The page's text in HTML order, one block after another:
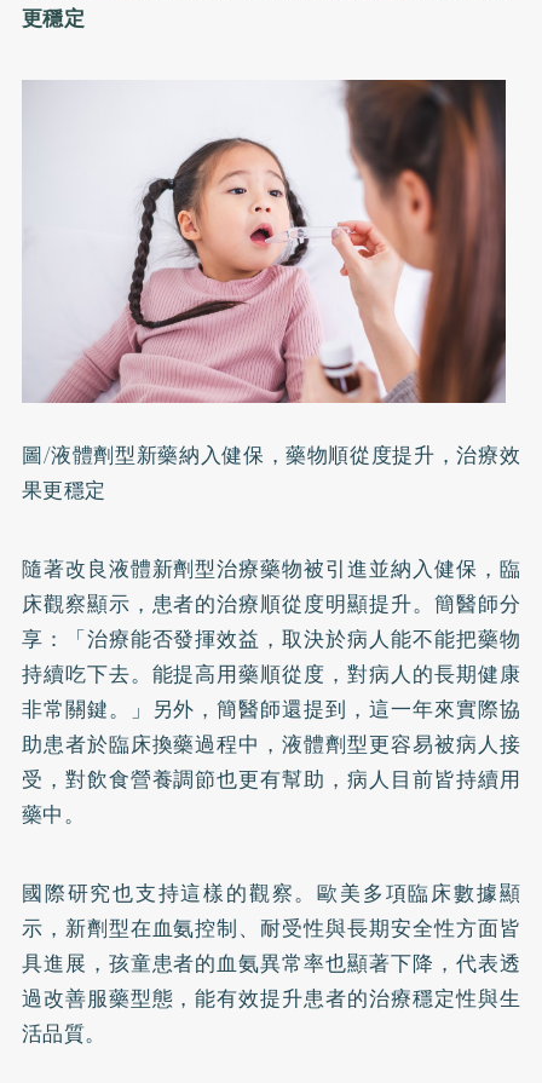
更穩定
圖/液體劑型新藥納入健保，藥物順從度提升，治療效
果更穩定
隨著改良液體新劑型治療藥物被引進並納入健保，臨
床觀察顯示，患者的治療順從度明顯提升。簡醫師分
享：「治療能否發揮效益，取決於病人能不能把藥物
持續吃下去。能提高用藥順從度，對病人的長期健康
非常關鍵。」另外，簡醫師還提到，這一年來實際協
助患者於臨床換藥過程中，液體劑型更容易被病人接
受，對飲食營養調節也更有幫助，病人目前皆持續用
藥中。
國際研究也支持這樣的觀察。歐美多項臨床數據顯
示，新劑型在血氨控制、耐受性與長期安全性方面皆
具進展，孩童患者的血氨異常率也顯著下降，代表透
過改善服藥型態，能有效提升患者的治療穩定性與生
活品質。